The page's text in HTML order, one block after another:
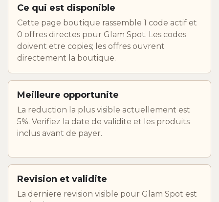
Ce qui est disponible
Cette page boutique rassemble 1 code actif et
0 offres directes pour Glam Spot. Les codes
doivent etre copies; les offres ouvrent
directement la boutique.
Meilleure opportunite
La reduction la plus visible actuellement est
5%. Verifiez la date de validite et les produits
inclus avant de payer.
Revision et validite
La derniere revision visible pour Glam Spot est